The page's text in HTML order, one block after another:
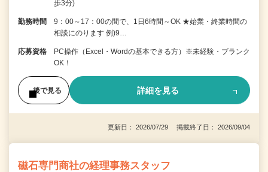
歩3分)
勤務時間
9：00～17：00の間で、1日6時間～OK ★始業・終業時間の
相談にのります 例)9…
応募資格
PC操作（Excel・Wordの基本できる方）※未経験・ブランク
OK！
後で見る 詳細を見る
更新日： 2026/07/29 掲載終了日： 2026/09/04
磁石専門商社の経理事務スタッフ